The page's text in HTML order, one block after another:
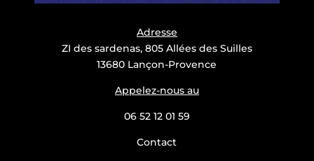
Adresse
ZI des sardenas, 805 Allées des Suilles
13680 Lançon-Provence
Appelez-nous au
06 52 12 01 59
Contact